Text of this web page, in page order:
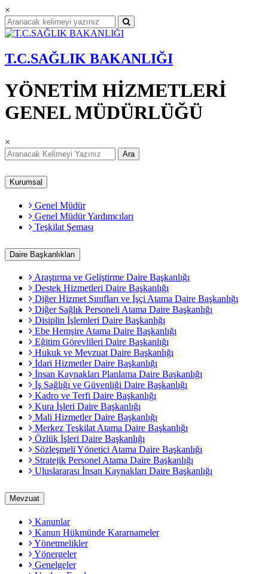
×
T.C.SAĞLIK BAKANLIĞI
YÖNETİM HİZMETLERİ
GENEL MÜDÜRLÜĞÜ
×
Ara
Kurumsal
Genel Müdür
Genel Müdür Yardımcıları
Teşkilat Şeması
Daire Başkanlıkları
Araştırma ve Geliştirme Daire Başkanlığı
Destek Hizmetleri Daire Başkanlığı
Diğer Hizmet Sınıfları ve İşçi Atama Daire Başkanlığı
Diğer Sağlık Personeli Atama Daire Başkanlığı
Disiplin İşlemleri Daire Başkanlığı
Ebe Hemşire Atama Daire Başkanlığı
Eğitim Görevlileri Daire Başkanlığı
Hukuk ve Mevzuat Daire Başkanlığı
İdari Hizmetler Daire Başkanlığı
İnsan Kaynakları Planlama Daire Başkanlığı
İş Sağlığı ve Güvenliği Daire Başkanlığı
Kadro ve Terfi Daire Başkanlığı
Kura İşleri Daire Başkanlığı
Mali Hizmetler Daire Başkanlığı
Merkez Teşkilat Atama Daire Başkanlığı
Özlük İşleri Daire Başkanlığı
Sözleşmeli Yönetici Atama Daire Başkanlığı
Stratejik Personel Atama Daire Başkanlığı
Uluslararası İnsan Kaynakları Daire Başkanlığı
Mevzuat
Kanunlar
Kanun Hükmünde Kararnameler
Yönetmelikler
Yönergeler
Genelgeler